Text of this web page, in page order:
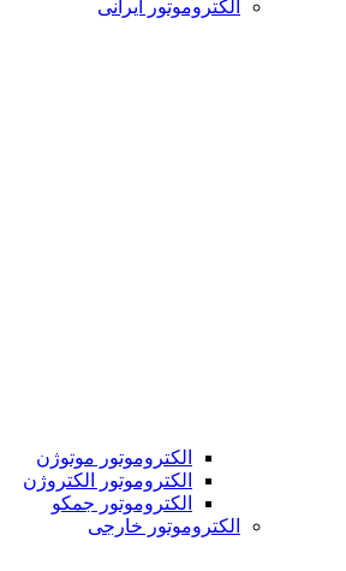
الکتروموتور ایرانی
الکتروموتور موتوژن
الکتروموتور الکتروژن
الکتروموتور جمکو
الکتروموتور خارجی